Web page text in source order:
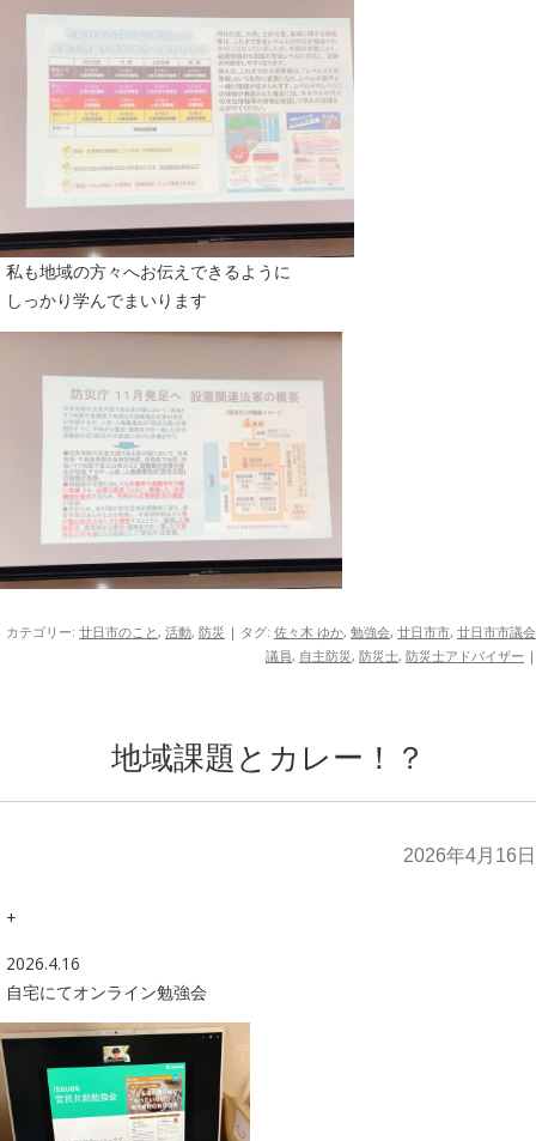
私も地域の方々へお伝えできるように
しっかり学んでまいります
カテゴリー: 廿日市のこと , 活動, 防災 | タグ: 佐々木 ゆか, 勉強会, 廿日市市, 廿日市市議会
議員, 自主防災 , 防災士, 防災士アドバイザー |
地域課題とカレー！？
2026年4月16日
+
2026.4.16
自宅にてオンライン勉強会